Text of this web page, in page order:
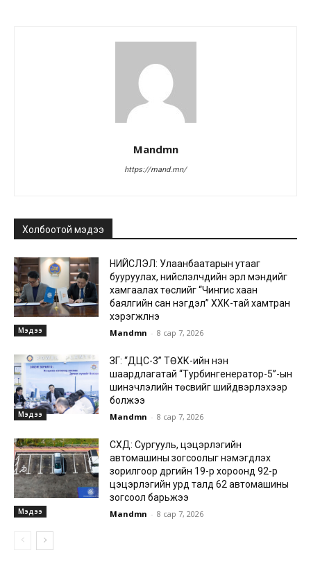
Mandmn
https://mand.mn/
Холбоотой мэдээ
Мэдээ
НИЙСЛЭЛ: Улаанбаатарын утааг
бууруулах, нийслэлчүүдийн эрүүл мэндийг
хамгаалах төслийг “Чингис хаан
баялгийн сан нэгдэл” ХХК-тай хамтран
хэрэгжүүлнэ
Mandmn - 8 сар 7, 2026
Мэдээ
ЗГ: “ДЦС-3” ТӨХК-ийн нэн
шаардлагатай “Турбингенератор-5”-ын
шинэчлэлийн төсвийг шийдвэрлэхээр
болжээ
Mandmn - 8 сар 7, 2026
Мэдээ
СХД: Сургууль, цэцэрлэгийн
автомашины зогсоолыг нэмэгдүүлэх
зорилгоор дүүргийн 19-р хороонд 92-р
цэцэрлэгийн урд талд 62 автомашины
зогсоол барьжээ
Mandmn - 8 сар 7, 2026